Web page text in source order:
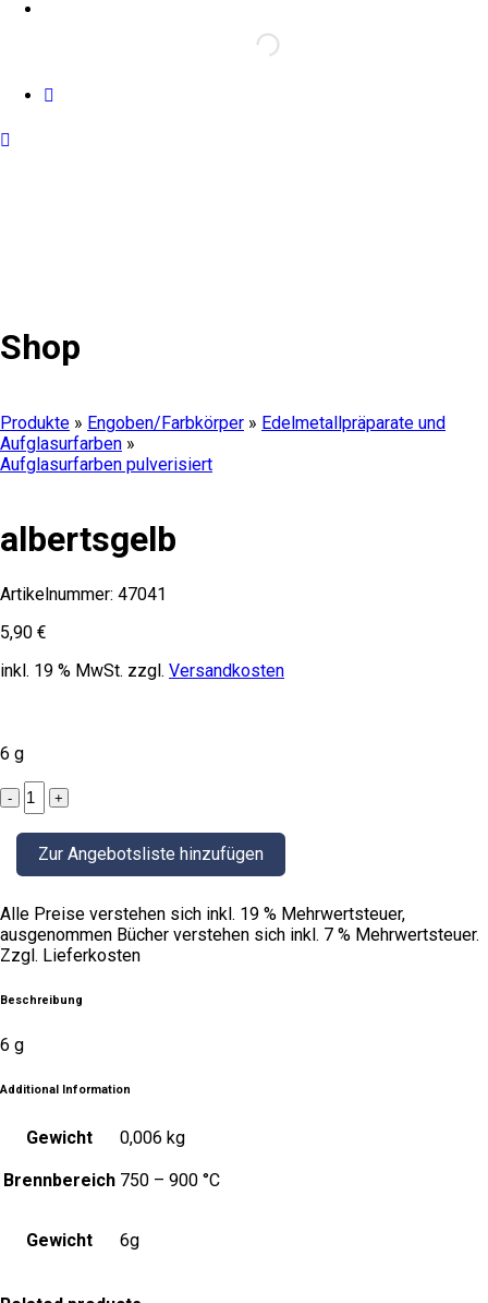
Shop
Produkte » Engoben/Farbkörper » Edelmetallpräparate und
Aufglasurfarben »
Aufglasurfarben pulverisiert
albertsgelb
Artikelnummer: 47041
5,90 €
inkl. 19 % MwSt. zzgl. Versandkosten
6 g
albertsgelb
quantity
Zur Angebotsliste hinzufügen
Alle Preise verstehen sich inkl. 19 % Mehrwertsteuer,
ausgenommen Bücher verstehen sich inkl. 7 % Mehrwertsteuer.
Zzgl. Lieferkosten
Beschreibung
6 g
Additional Information
Gewicht 0,006 kg
Brennbereich 750 – 900 °C
Gewicht 6g